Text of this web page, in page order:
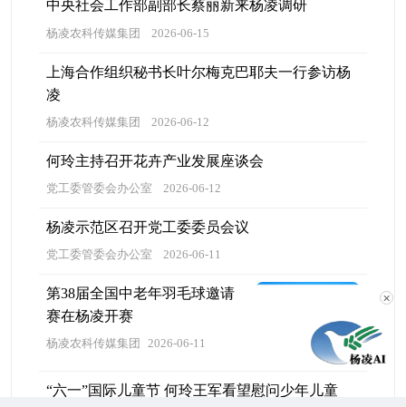
中央社会工作部副部长蔡丽新来杨凌调研
杨凌农科传媒集团 2026-06-15
上海合作组织秘书长叶尔梅克巴耶夫一行参访杨
凌
杨凌农科传媒集团 2026-06-12
何玲主持召开花卉产业发展座谈会
党工委管委会办公室 2026-06-12
杨凌示范区召开党工委委员会议
党工委管委会办公室 2026-06-11
第38届全国中老年羽毛球邀请
赛在杨凌开赛
杨凌农科传媒集团 2026-06-11
“六一”国际儿童节 何玲王军看望慰问少年儿童
✕